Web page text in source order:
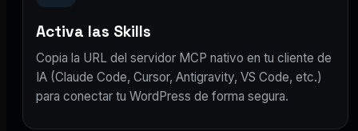
Activa las Skills
Copia la URL del servidor MCP nativo en tu cliente de
IA (Claude Code, Cursor, Antigravity, VS Code, etc.)
para conectar tu WordPress de forma segura.